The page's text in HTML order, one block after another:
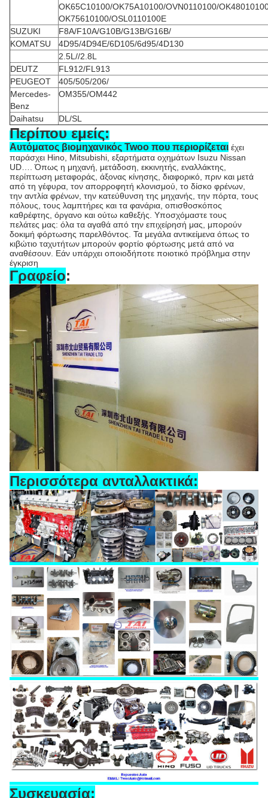
OK65C10100/OK75A10100/OVN0110100/
OK75610100/OSL0110100E
SUZUKI
F8A/F10A/G10B/G13B/G16B/
KOMATSU
4D95/4D94E/6D105/6d95/4D130
2.5L//2.8L
DEUTZ
FL912/FL913
PEUGEOT
405/505/206/
Mercedes-
Benz
OM355/OM442
Daihatsu DL/SL
Περίπου εμείς:
Αυτόματος βιομηχανικός Twoo που περιορίζεται έχει
παράσχει Hino, Mitsubishi, εξαρτήματα οχημάτων Isuzu Nissan
UD…. Όπως η μηχανή, μετάδοση, εκκινητής, εναλλάκτης,
περίπτωση μεταφοράς, άξονας κίνησης, διαφορικό, πριν και μετά
από τη γέφυρα, τον απορροφητή κλονισμού, το δίσκο φρένων,
την αντλία φρένων, την κατεύθυνση της μηχανής, την πόρτα, τους
πόλους, τους λαμπτήρες και τα φανάρια, οπισθοσκόπος
καθρέφτης, όργανο και ούτω καθεξής. Υποσχόμαστε τους
πελάτες μας: όλα τα αγαθά από την επιχείρησή μας, μπορούν
δοκιμή φόρτωσης παρελθόντος. Τα μεγάλα αντικείμενα όπως το
κιβώτιο ταχυτήτων μπορούν φορτίο φόρτωσης μετά από να
αναθέσουν. Εάν υπάρχει οποιοδήποτε ποιοτικό πρόβλημα στην
έγκριση
Γραφείο:
Περισσότερα ανταλλακτικά:
Συσκευασία: